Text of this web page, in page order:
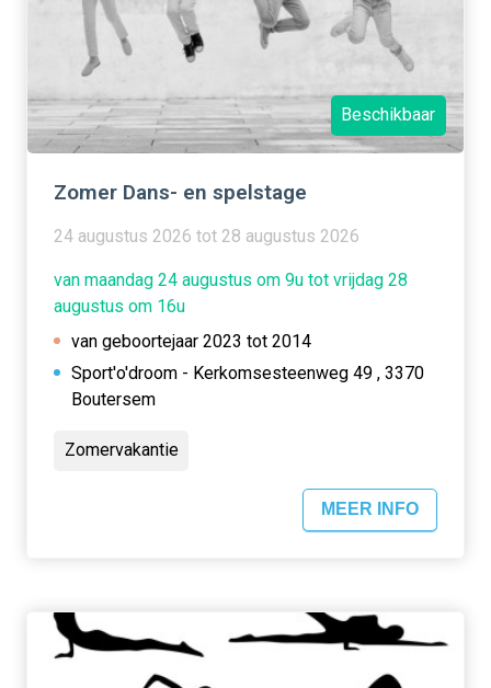
Beschikbaar
Zomer Dans- en spelstage
24 augustus 2026 tot 28 augustus 2026
van maandag 24 augustus om 9u tot vrijdag 28
augustus om 16u
van geboortejaar 2023 tot 2014
Sport'o'droom - Kerkomsesteenweg 49 , 3370
Boutersem
Zomervakantie
MEER INFO